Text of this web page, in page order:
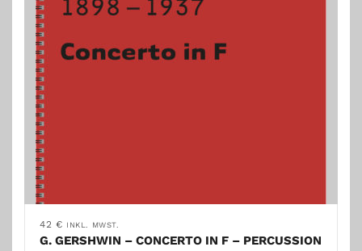
42 € INKL. MWST.
G. GERSHWIN – CONCERTO IN F – PERCUSSION